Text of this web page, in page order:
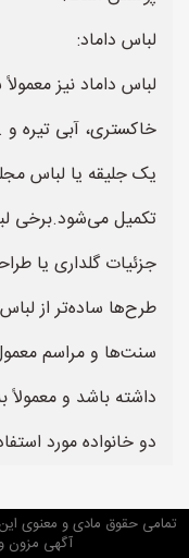
لباس داماد:
لباس داماد نیز
خاکستری، آبی تیره
یک جلیقه یا لباس
تکمیل می‌شود.برخی
جزئیات گلداری یا
طرح‌ها ساده‌تر از
سنت‌ها و مراسم
داشته باشد و
دو خانواده مورد
تمامی حقوق مادی و معنوی
آگهی مزون